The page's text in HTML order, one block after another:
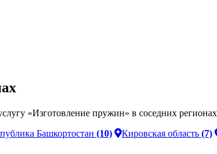
«Изготовление пружин» в соседних
Башкортостан (10) Кировская область (7)